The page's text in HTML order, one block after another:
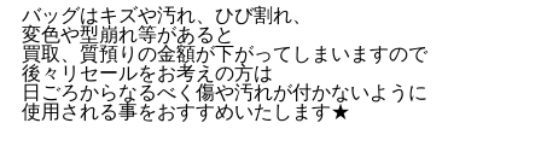
バッグはキズや汚れ、ひび割れ、
変色や型崩れ等があると
買取、質預りの金額が下がってしまいますので
後々リセールをお考えの方は
日ごろからなるべく傷や汚れが付かないように
使用される事をおすすめいたします★